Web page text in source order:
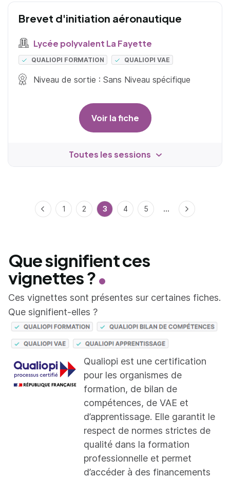
Brevet d'initiation aéronautique
Lycée polyvalent La Fayette
QUALIOPI FORMATION QUALIOPI VAE
Niveau de sortie : Sans Niveau spécifique
Voir la fiche
Toutes les sessions
Précédent
1 2 3 4 5 ... Suivant
Que signifient ces
vignettes ?
Ces vignettes sont présentes sur certaines fiches.
Que signifient-elles ?
Qualiopi est une certification
pour les organismes de
formation, de bilan de
compétences, de VAE et
d’apprentissage. Elle garantit le
respect de normes strictes de
qualité dans la formation
professionnelle et permet
d’accéder à des financements